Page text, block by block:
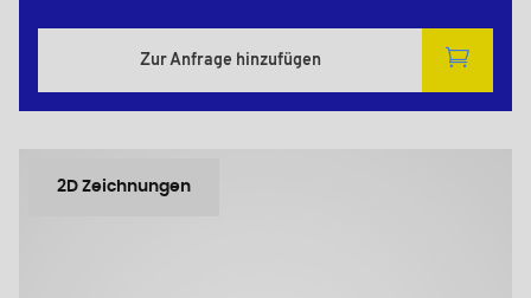
Zur Anfrage hinzufügen
2D Zeichnungen